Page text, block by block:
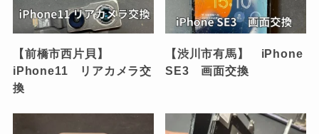
【前橋市西片貝】
iPhone11 リアカメラ交
換
【渋川市有馬】 iPhone
SE3 画面交換